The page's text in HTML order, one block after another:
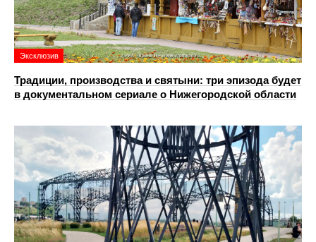
Эксклюзив
Традиции, производства и святыни: три эпизода будет
в документальном сериале о Нижегородской области